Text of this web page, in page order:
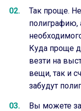
Так проще.
полиграфию,
Куда проще
везти на
вещи, так и
забудут
Вы можете